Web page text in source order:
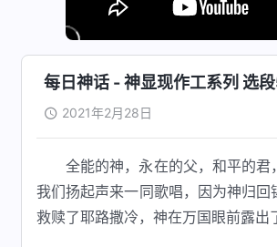
每日神话 - 神显现作工系列 选
2021年2月28日
全能的神，永在的父，和平的君
我们扬起声来一同歌唱，因为神归回
救赎了耶路撒冷，神在万国眼前露出